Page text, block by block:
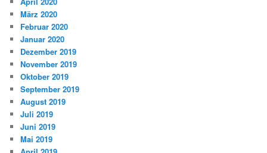
März 2020
Februar 2020
Januar 2020
Dezember 2019
November 2019
Oktober 2019
September 2019
August 2019
Juli 2019
Juni 2019
Mai 2019